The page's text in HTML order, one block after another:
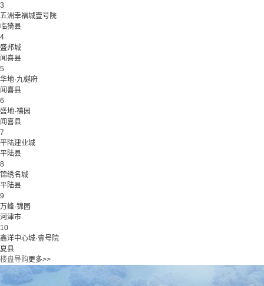
3
五洲幸福城壹号院
临猗县
4
盛邦城
闻喜县
5
华地·九樾府
闻喜县
6
盛地·禧园
闻喜县
7
平陆建业城
平陆县
8
锦绣名城
平陆县
9
万峰·锦园
河津市
10
鑫洋中心城·壹号院
夏县
楼盘导购更多>>